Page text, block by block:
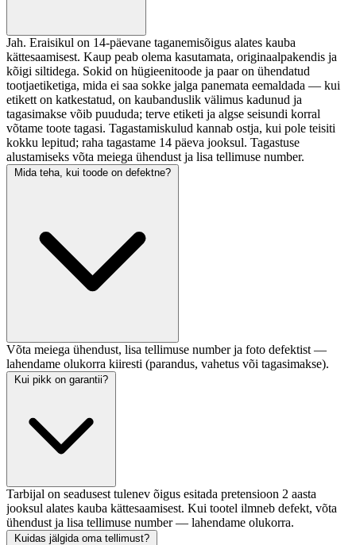
Jah. Eraisikul on 14-päevane taganemisõigus alates kauba
kättesaamisest. Kaup peab olema kasutamata, originaalpakendis ja
kõigi siltidega. Sokid on hügieenitoode ja paar on ühendatud
tootjaetiketiga, mida ei saa sokke jalga panemata eemaldada — kui
etikett on katkestatud, on kaubanduslik välimus kadunud ja
tagasimakse võib puududa; terve etiketi ja algse seisundi korral
võtame toote tagasi. Tagastamiskulud kannab ostja, kui pole teisiti
kokku lepitud; raha tagastame 14 päeva jooksul. Tagastuse
alustamiseks võta meiega ühendust ja lisa tellimuse number.
Mida teha, kui toode on defektne?
Võta meiega ühendust, lisa tellimuse number ja foto defektist —
lahendame olukorra kiiresti (parandus, vahetus või tagasimakse).
Kui pikk on garantii?
Tarbijal on seadusest tulenev õigus esitada pretensioon 2 aasta
jooksul alates kauba kättesaamisest. Kui tootel ilmneb defekt, võta
ühendust ja lisa tellimuse number — lahendame olukorra.
Kuidas jälgida oma tellimust?